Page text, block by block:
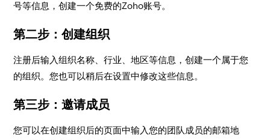
号等信息，创建一个免费的Zoho账号。
第二步：创建组织
注册后输入组织名称、行业、地区等信息，创建一个属于您
的组织。您也可以稍后在设置中修改这些信息。
第三步：邀请成员
您可以在创建组织后的页面中输入您的团队成员的邮箱地